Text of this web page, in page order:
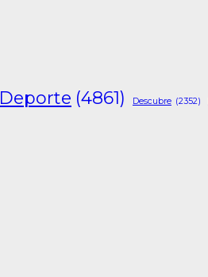
Deporte (4861) Descubre (2352)